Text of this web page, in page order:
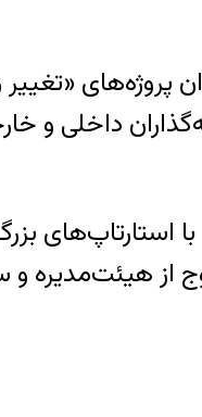
پروژه‌های
داخلی و
استارتاپ‌های
از هیئت‌مدیره